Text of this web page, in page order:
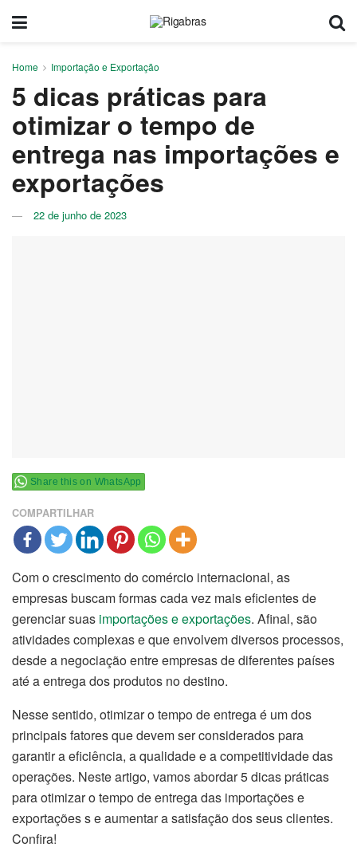
Home Importação e Exportação
5 dicas práticas para
otimizar o tempo de
entrega nas importações e
exportações
22 de junho de 2023
Share this on WhatsApp
COMPARTILHAR
Com o crescimento do comércio internacional, as
empresas buscam formas cada vez mais eficientes de
gerenciar suas importações e exportações. Afinal, são
atividades complexas e que envolvem diversos processos,
desde a negociação entre empresas de diferentes países
até a entrega dos produtos no destino.
Nesse sentido, otimizar o tempo de entrega é um dos
principais fatores que devem ser considerados para
garantir a eficiência, a qualidade e a competitividade das
operações. Neste artigo, vamos abordar 5 dicas práticas
para otimizar o tempo de entrega das importações e
exportações s e aumentar a satisfação dos seus clientes.
Confira!